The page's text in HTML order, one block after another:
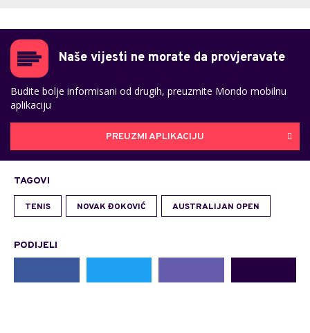
Naše vijesti ne morate da provjeravate
Budite bolje informisani od drugih, preuzmite Mondo mobilnu
aplikaciju
PREUZMI APLIKACIJU
TAGOVI
TENIS NOVAK ĐOKOVIĆ AUSTRALIJAN OPEN
PODIJELI